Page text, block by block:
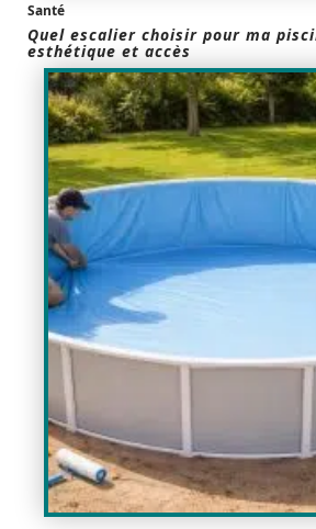
Santé
Quel escalier choisir pour ma
esthétique et accès